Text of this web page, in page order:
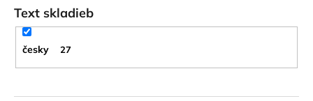
Text skladieb
česky 27